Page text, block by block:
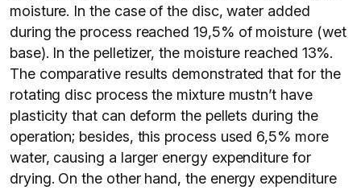
moisture. In the case of the disc, water added
during the process reached 19,5% of moisture (wet
base). In the pelletizer, the moisture reached 13%.
The comparative results demonstrated that for the
rotating disc process the mixture mustn’t have
plasticity that can deform the pellets during the
operation; besides, this process used 6,5% more
water, causing a larger energy expenditure for
drying. On the other hand, the energy expenditure